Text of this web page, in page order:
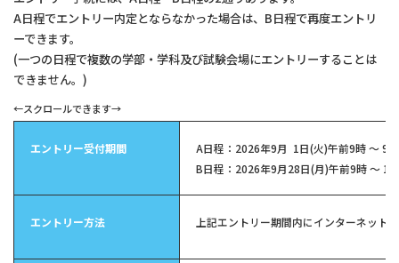
A日程でエントリー内定とならなかった場合は、B日程で再度エントリ
ーできます。
(一つの日程で複数の学部・学科及び試験会場にエントリーすることは
できません。)
エントリー受付期間
A日程：2026年9月 1日(火)午前9時 ～ 9
B日程：2026年9月28日(月)午前9時 ～
エントリー方法 上記エントリー期間内にインターネット